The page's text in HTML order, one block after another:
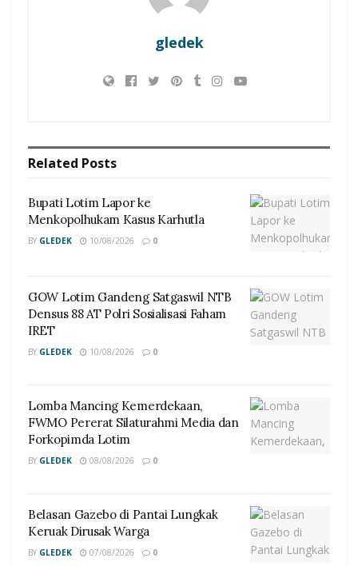
gledek
Related Posts
Bupati Lotim Lapor ke
Menkopolhukam Kasus Karhutla
BY GLEDEK 10/08/2026 0
GOW Lotim Gandeng Satgaswil NTB
Densus 88 AT Polri Sosialisasi Faham
IRET
BY GLEDEK 10/08/2026 0
Lomba Mancing Kemerdekaan,
FWMO Pererat Silaturahmi Media dan
Forkopimda Lotim
BY GLEDEK 08/08/2026 0
Belasan Gazebo di Pantai Lungkak
Keruak Dirusak Warga
BY GLEDEK 07/08/2026 0